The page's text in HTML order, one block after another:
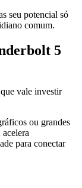
seu potencial só
comum.
5
vale investir
ou grandes
para conectar